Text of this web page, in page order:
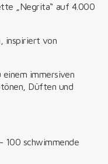
„Negrita“ auf 4.000
inspiriert von
immersiven
Düften und
100 schwimmende